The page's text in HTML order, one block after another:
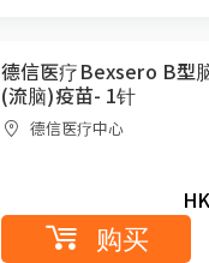
德信医疗Bexsero B型
(流脑)疫苗- 1针
德信医疗中心
购买